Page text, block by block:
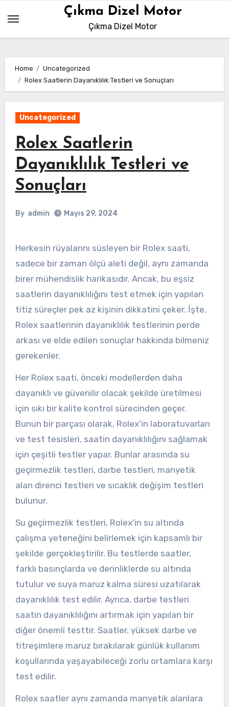
content
Çıkma Dizel Motor
Çıkma Dizel Motor
Home
Uncategorized
Rolex Saatlerin Dayanıklılık Testleri ve Sonuçları
Uncategorized
Rolex Saatlerin
Dayanıklılık Testleri ve
Sonuçları
By admin Mayıs 29, 2024
Herkesin rüyalarını süsleyen bir Rolex saati,
sadece bir zaman ölçü aleti değil, aynı zamanda
birer mühendislik harikasıdır. Ancak, bu eşsiz
saatlerin dayanıklılığını test etmek için yapılan
titiz süreçler pek az kişinin dikkatini çeker. İşte,
Rolex saatlerinin dayanıklılık testlerinin perde
arkası ve elde edilen sonuçlar hakkında bilmeniz
gerekenler.
Her Rolex saati, önceki modellerden daha
dayanıklı ve güvenilir olacak şekilde üretilmesi
için sıkı bir kalite kontrol sürecinden geçer.
Bunun bir parçası olarak, Rolex'in laboratuvarları
ve test tesisleri, saatin dayanıklılığını sağlamak
için çeşitli testler yapar. Bunlar arasında su
geçirmezlik testleri, darbe testleri, manyetik
alan direnci testleri ve sıcaklık değişim testleri
bulunur.
Su geçirmezlik testleri, Rolex'in su altında
çalışma yeteneğini belirlemek için kapsamlı bir
şekilde gerçekleştirilir. Bu testlerde saatler,
farklı basınçlarda ve derinliklerde su altında
tutulur ve suya maruz kalma süresi uzatılarak
dayanıklılık test edilir. Ayrıca, darbe testleri
saatin dayanıklılığını artırmak için yapılan bir
diğer önemli testtir. Saatler, yüksek darbe ve
titreşimlere maruz bırakılarak günlük kullanım
koşullarında yaşayabileceği zorlu ortamlara karşı
test edilir.
Rolex saatler aynı zamanda manyetik alanlara